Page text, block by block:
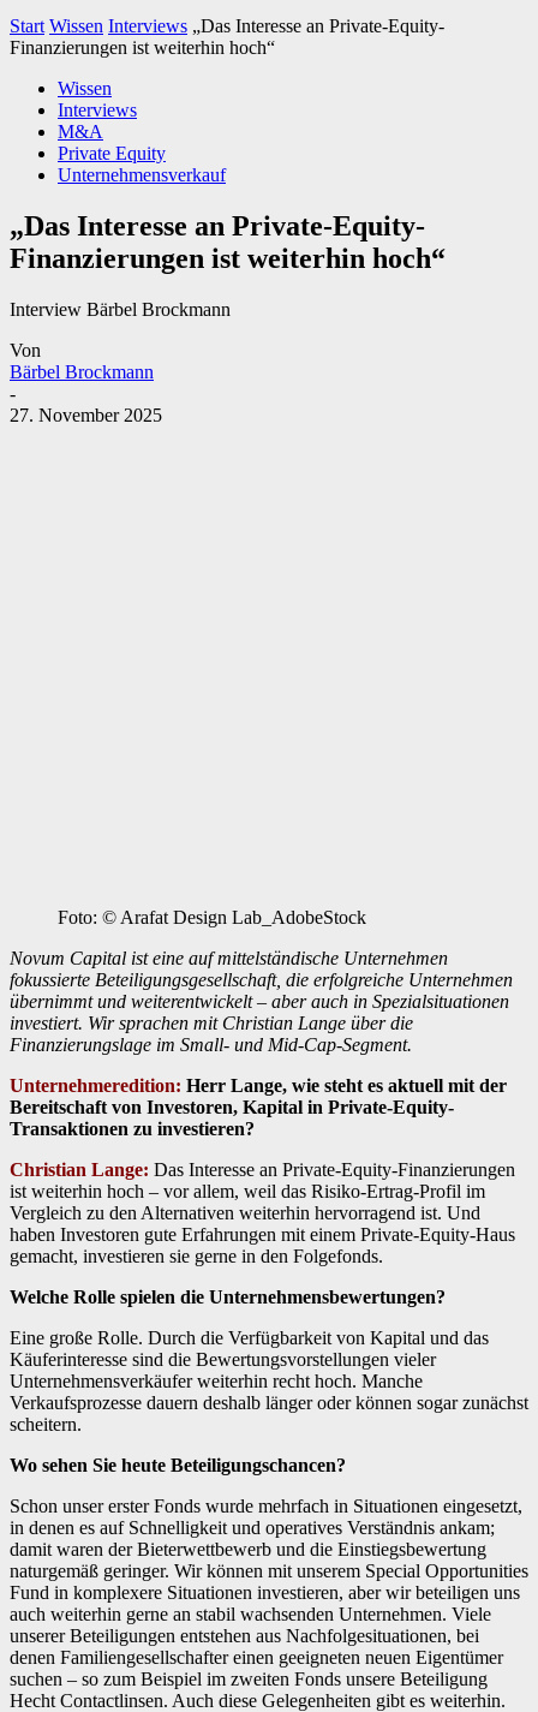
Start Wissen Interviews „Das Interesse an Private-Equity-
Finanzierungen ist weiterhin hoch“
Wissen
Interviews
M&A
Private Equity
Unternehmensverkauf
„Das Interesse an Private-Equity-
Finanzierungen ist weiterhin hoch“
Interview Bärbel Brockmann
Von
Bärbel Brockmann
-
27. November 2025
Foto: © Arafat Design Lab_AdobeStock
Novum Capital ist eine auf mittelständische Unternehmen
fokussierte Beteiligungsgesellschaft, die erfolgreiche Unternehmen
übernimmt und weiterentwickelt – aber auch in Spezialsituationen
investiert. Wir sprachen mit Christian Lange über die
Finanzierungslage im Small- und Mid-Cap-Segment.
Unternehmeredition: Herr Lange, wie steht es aktuell mit der
Bereitschaft von Investoren, Kapital in Private-Equity-
Transaktionen zu investieren?
Christian Lange: Das Interesse an Private-Equity-Finanzierungen
ist weiterhin hoch – vor allem, weil das Risiko-Ertrag-Profil im
Vergleich zu den Alternativen weiterhin hervorragend ist. Und
haben Investoren gute Erfahrungen mit einem Private-Equity-Haus
gemacht, investieren sie gerne in den Folgefonds.
Welche Rolle spielen die Unternehmensbewertungen?
Eine große Rolle. Durch die Verfügbarkeit von Kapital und das
Käuferinteresse sind die Bewertungsvorstellungen vieler
Unternehmensverkäufer weiterhin recht hoch. Manche
Verkaufsprozesse dauern deshalb länger oder können sogar zunächst
scheitern.
Wo sehen Sie heute Beteiligungschancen?
Schon unser erster Fonds wurde mehrfach in Situationen eingesetzt,
in denen es auf Schnelligkeit und operatives Verständnis ankam;
damit waren der Bieterwettbewerb und die Einstiegsbewertung
naturgemäß geringer. Wir können mit unserem Special Opportunities
Fund in komplexere Situationen investieren, aber wir beteiligen uns
auch weiterhin gerne an stabil wachsenden Unternehmen. Viele
unserer Beteiligungen entstehen aus Nachfolgesituationen, bei
denen Familiengesellschafter einen geeigneten neuen Eigentümer
suchen – so zum Beispiel im zweiten Fonds unsere Beteiligung
Hecht Contactlinsen. Auch diese Gelegenheiten gibt es weiterhin.